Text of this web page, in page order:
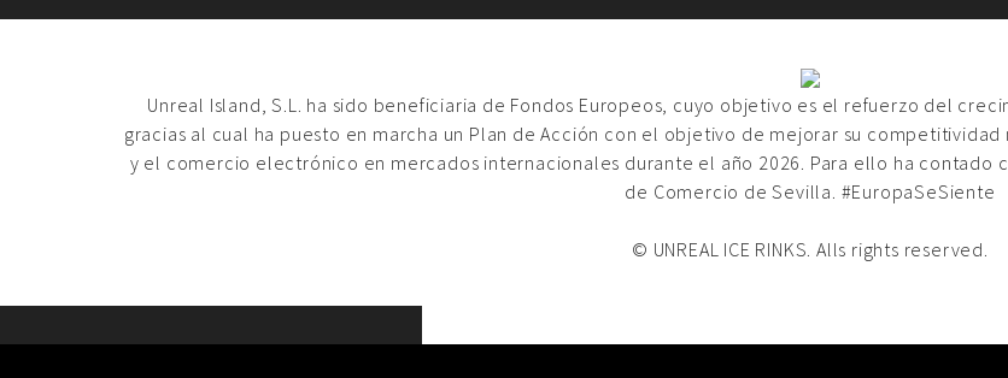
Unreal Island, S.L. ha sido beneficiaria de Fondos Europeos, cuyo objetivo es el refuerzo del
gracias al cual ha puesto en marcha un Plan de Acción con el objetivo de mejorar su
y el comercio electrónico en mercados internacionales durante el año 2026. Para ello ha contado
de Comercio de Sevilla. #EuropaSeSiente
© UNREAL ICE RINKS. Alls rights reserved.